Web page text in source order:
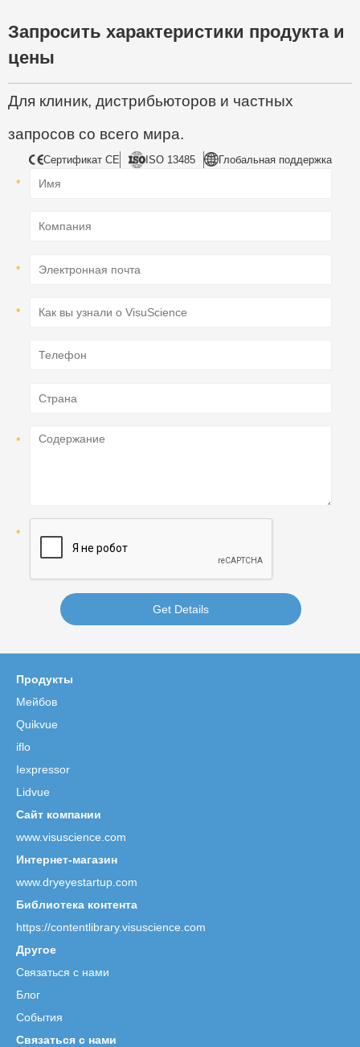
Запросить характеристики продукта и
цены
Для клиник, дистрибьюторов и частных
запросов со всего мира.
Сертификат CE ISO 13485 Глобальная поддержка
Get Details
Продукты
Мейбов
Quikvue
iflo
Iexpressor
Lidvue
Сайт компании
www.visuscience.com
Интернет-магазин
www.dryeyestartup.com
Библиотека контента
https://contentlibrary.visuscience.com
Другое
Связаться с нами
Блог
События
Связаться с нами